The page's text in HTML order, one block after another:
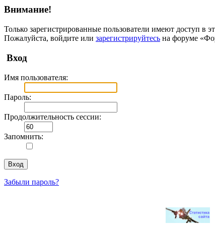
Внимание!
Только зарегистрированные пользователи имеют доступ в
Пожалуйста, войдите или зарегистрируйтесь на форуме
Вход
Имя пользователя:
Пароль:
Продолжительность сессии:
Запомнить:
Забыли пароль?